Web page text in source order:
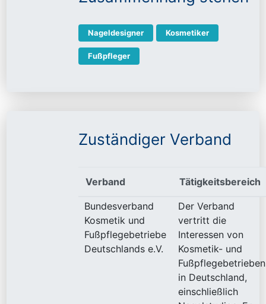
Nageldesigner Kosmetiker
Fußpfleger
Zuständiger Verband
Verband Tätigkeitsbereich
Bundesverband
Kosmetik und
Fußpflegebetriebe
Deutschlands e.V.
Der Verband
vertritt die
Interessen von
Kosmetik- und
Fußpflegebetrieben
in Deutschland,
einschließlich